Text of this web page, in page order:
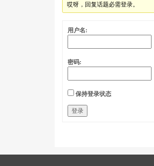
哎呀，回复话题必需登录。
用户名:
密码:
保持登录状态
登录